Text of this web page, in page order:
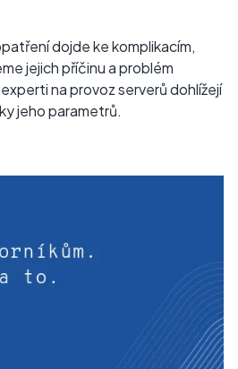
dojde ke komplikacím,
jejich příčinu a problém
na provoz serverů dohlížejí
jeho parametrů.